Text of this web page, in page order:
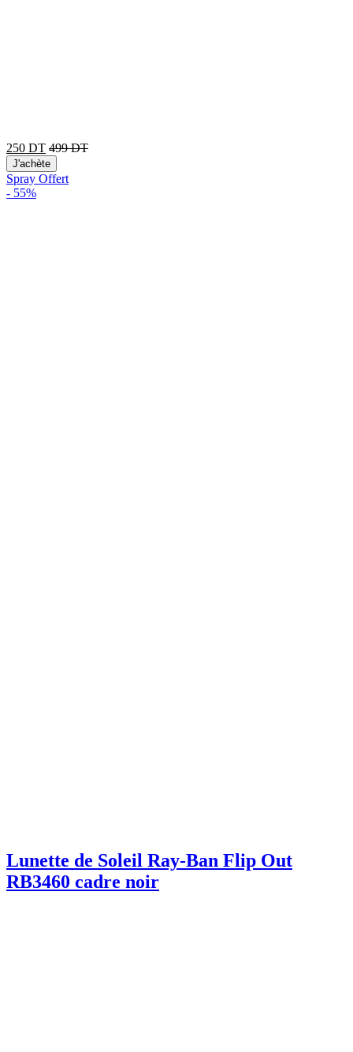
250 DT 499DT
J'achète
Spray Offert
- 55%
Lunette de Soleil Ray-Ban Flip Out
RB3460 cadre noir